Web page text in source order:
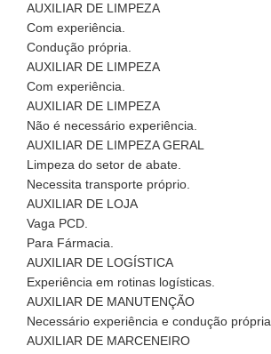
AUXILIAR DE LIMPEZA
Com experiência.
Condução própria.
AUXILIAR DE LIMPEZA
Com experiência.
AUXILIAR DE LIMPEZA
Não é necessário experiência.
AUXILIAR DE LIMPEZA GERAL
Limpeza do setor de abate.
Necessita transporte próprio.
AUXILIAR DE LOJA
Vaga PCD.
Para Fármacia.
AUXILIAR DE LOGÍSTICA
Experiência em rotinas logísticas.
AUXILIAR DE MANUTENÇÃO
Necessário experiência e condução própria.
AUXILIAR DE MARCENEIRO